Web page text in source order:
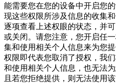
能需要您在您的设备中开启您
现这些权限所涉及信息的收集
逐项查看上述权眼的状态，并
或关闭。请您注意，您开启任
集和使用相关个人信息来为您
权限即代表您取消了授权，我
和使用相关个人信息，也无法
且若您拒绝提供，则无法使用